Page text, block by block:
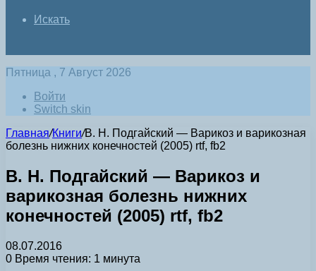
Искать
Пятница , 7 Август 2026
Войти
Switch skin
Главная/Книги/В. Н. Подгайский — Варикоз и варикозная
болезнь нижних конечностей (2005) rtf, fb2
В. Н. Подгайский — Варикоз и
варикозная болезнь нижних
конечностей (2005) rtf, fb2
08.07.2016
0 Время чтения: 1 минута